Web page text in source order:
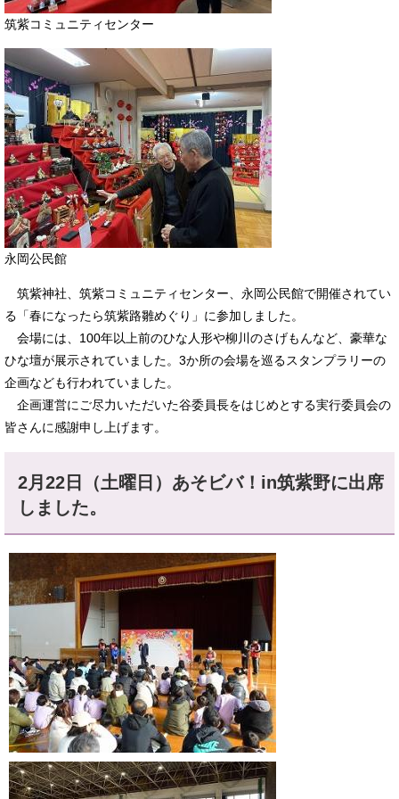
筑紫コミュニティセンター
永岡公民館
筑紫神社、筑紫コミュニティセンター、永岡公民館で開催されてい
る「春になったら筑紫路雛めぐり」に参加しました。
会場には、100年以上前のひな人形や柳川のさげもんなど、豪華な
ひな壇が展示されていました。3か所の会場を巡るスタンプラリーの
企画なども行われていました。
企画運営にご尽力いただいた谷委員長をはじめとする実行委員会の
皆さんに感謝申し上げます。
2月22日（土曜日）あそビバ！in筑紫野に出席
しました。